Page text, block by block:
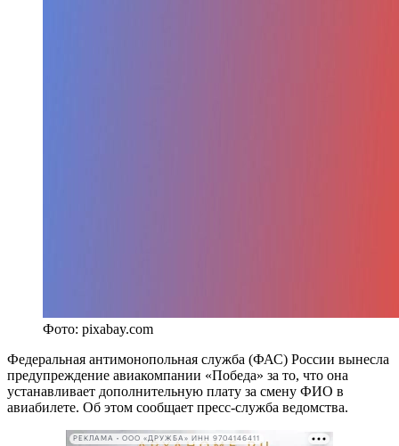
Фото: pixabay.com
Федеральная антимонопольная служба (ФАС) России вынесла
предупреждение авиакомпании «Победа» за то, что она
устанавливает дополнительную плату за смену ФИО в
авиабилете. Об этом сообщает пресс-служба ведомства.
РЕКЛАМА • ООО «ДРУЖБА» ИНН 9704146411